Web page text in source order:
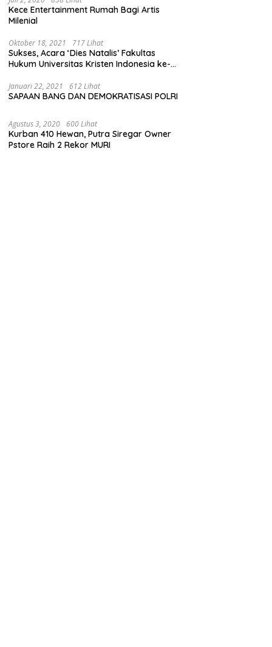
Kece Entertainment Rumah Bagi Artis
Milenial
Oktober 18, 2021 717 Lihat
Sukses, Acara ‘Dies Natalis’ Fakultas
Hukum Universitas Kristen Indonesia ke-
Januari 22, 2021 612 Lihat
SAPAAN BANG DAN DEMOKRATISASI POLRI
Agustus 3, 2020 600 Lihat
Kurban 410 Hewan, Putra Siregar Owner
Pstore Raih 2 Rekor MURI